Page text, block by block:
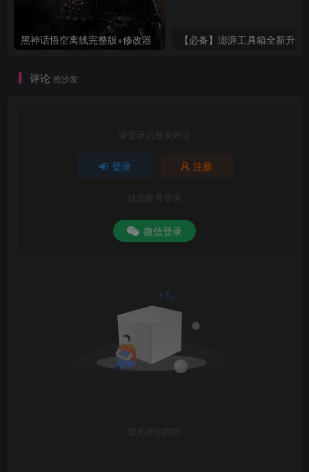
黑神话悟空离线完整版+修改器
评论 抢沙发
请登录后发表评论
登录 注册
社交账号登录
微信登录
暂无评论内容